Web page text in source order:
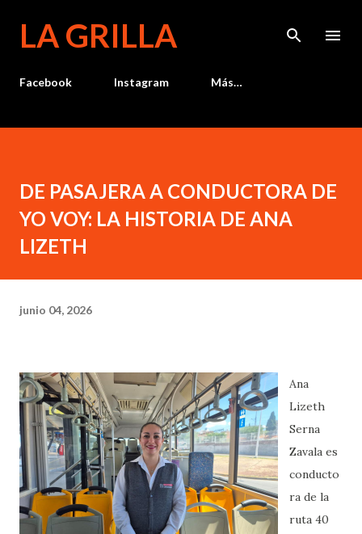
LA GRILLA
Facebook Instagram Más…
DE PASAJERA A CONDUCTORA DE
YO VOY: LA HISTORIA DE ANA
LIZETH
junio 04, 2026
Ana
Lizeth
Serna
Zavala es
conducto
ra de la
ruta 40